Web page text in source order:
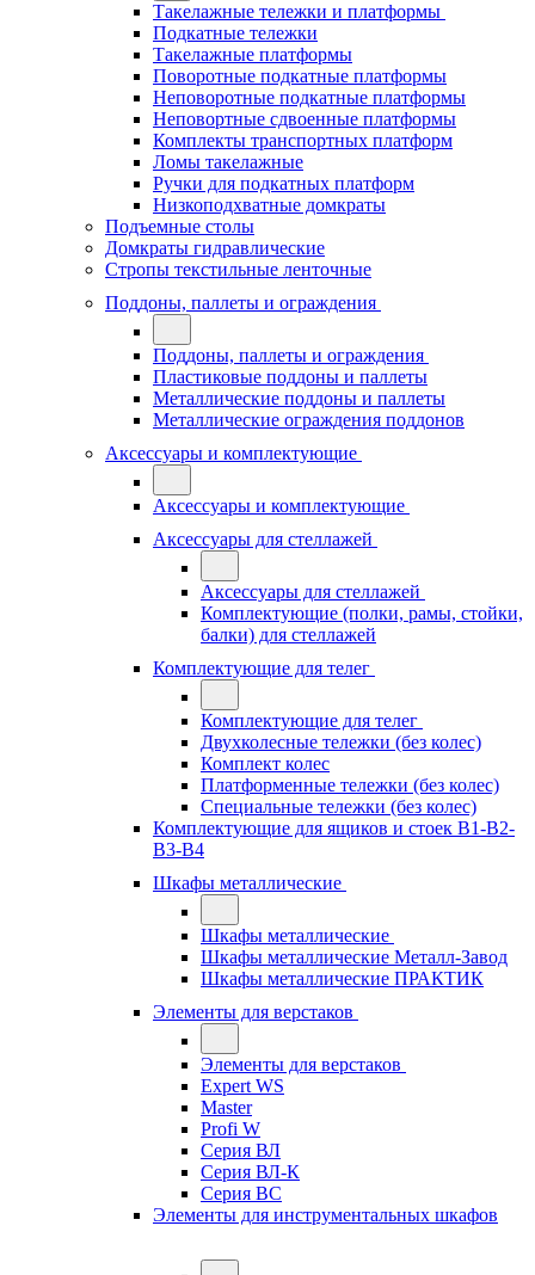
Такелажные тележки и платформы
Подкатные тележки
Такелажные платформы
Поворотные подкатные платформы
Неповоротные подкатные платформы
Неповортные сдвоенные платформы
Комплекты транспортных платформ
Ломы такелажные
Ручки для подкатных платформ
Низкоподхватные домкраты
Подъемные столы
Домкраты гидравлические
Стропы текстильные ленточные
Поддоны, паллеты и ограждения
Поддоны, паллеты и ограждения
Пластиковые поддоны и паллеты
Металлические поддоны и паллеты
Металлические ограждения поддонов
Аксессуары и комплектующие
Аксессуары и комплектующие
Аксессуары для стеллажей
Аксессуары для стеллажей
Комплектующие (полки, рамы, стойки,
балки) для стеллажей
Комплектующие для телег
Комплектующие для телег
Двухколесные тележки (без колес)
Комплект колес
Платформенные тележки (без колес)
Специальные тележки (без колес)
Комплектующие для ящиков и стоек В1-В2-
В3-В4
Шкафы металлические
Шкафы металлические
Шкафы металлические Металл-Завод
Шкафы металлические ПРАКТИК
Элементы для верстаков
Элементы для верстаков
Expert WS
Master
Profi W
Серия ВЛ
Серия ВЛ-К
Серия ВС
Элементы для инструментальных шкафов